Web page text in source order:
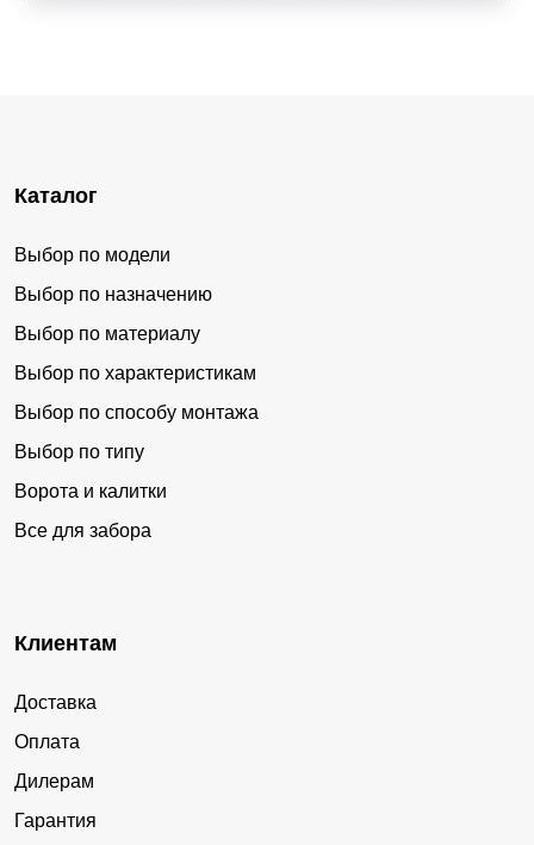
Каталог
Выбор по модели
Выбор по назначению
Выбор по материалу
Выбор по характеристикам
Выбор по способу монтажа
Выбор по типу
Ворота и калитки
Все для забора
Клиентам
Доставка
Оплата
Дилерам
Гарантия